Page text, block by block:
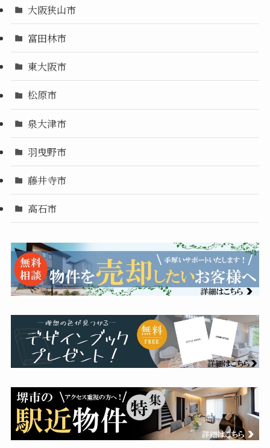
大阪狭山市
富田林市
東大阪市
松原市
泉大津市
羽曳野市
藤井寺市
高石市